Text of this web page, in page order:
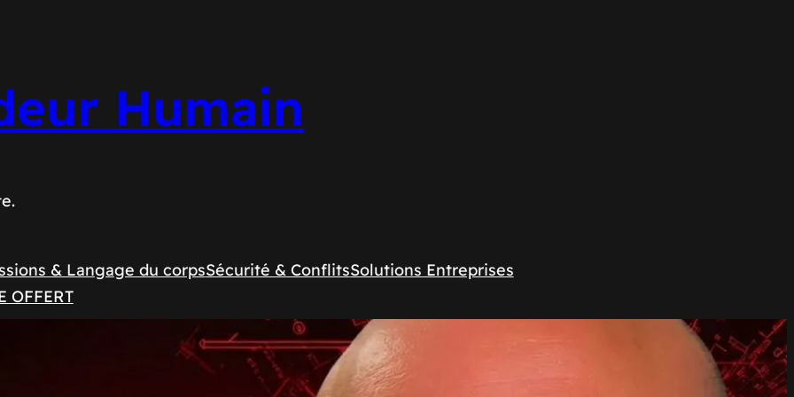
Humain
& Langage du corpsSécurité & ConflitsSolutions Entreprises
OFFERT